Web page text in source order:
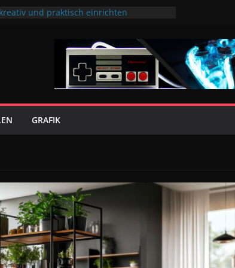
und praktisch einrichten
Bio-Kaffee deine Konzentration bei
und Alltag verbinden
nach langen Gaming-Sessions
GRAFIK